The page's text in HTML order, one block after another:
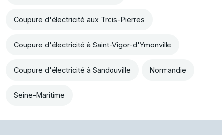
Coupure d'électricité aux Trois-Pierres
Coupure d'électricité à Saint-Vigor-d'Ymonville
Coupure d'électricité à Sandouville Normandie
Seine-Maritime